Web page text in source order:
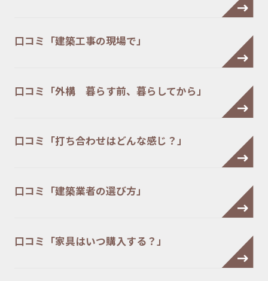
口コミ「建築工事の現場で」
口コミ「外構 暮らす前、暮らしてから」
口コミ「打ち合わせはどんな感じ？」
口コミ「建築業者の選び方」
口コミ「家具はいつ購入する？」